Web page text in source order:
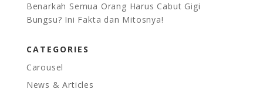
Benarkah Semua Orang Harus Cabut Gigi
Bungsu? Ini Fakta dan Mitosnya!
CATEGORIES
Carousel
News & Articles